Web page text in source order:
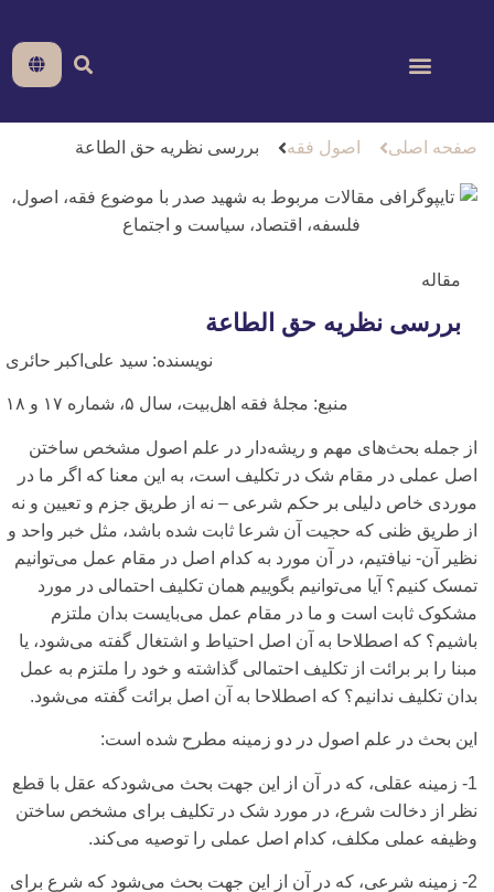
صفحه اصلی اصول فقه بررسی‌ نظریه حق الطاعة
مقاله
بررسی‌ نظریه حق الطاعة
نویسنده: سید علی‌اکبر حائری‌
منبع: مجلۀ فقه اهل‌بیت، سال ۵، شماره ١٧ و ١٨
از جمله بحث‌های مهم و ریشه‌دار در علم اصول مشخص ساختن
اصل عملی‌ در مقام شک در تکلیف است، به این معنا که اگر ما در
موردی‌ خاص دلیلی‌ بر حکم شرعی‌ – نه از طریق جزم و تعیین و نه
از طریق ظنی‌ که حجیت آن شرعا ثابت شده باشد، مثل خبر واحد و
نظیر آن- نیافتیم، در آن مورد به کدام اصل در مقام عمل می‌توانیم
تمسک کنیم؟ آیا می‌‌توانیم بگوییم همان تکلیف احتمالی‌ در مورد
مشکوک ثابت است و ما در مقام عمل می‌‌بایست بدان ملتزم
باشیم؟ که اصطلاحا به آن اصل احتیاط و اشتغال گفته می‌‌شود، یا
مبنا را بر برائت از تکلیف احتمالی‌ گذاشته و خود را ملتزم به عمل
بدان تکلیف ندانیم؟ که اصطلاحا به آن اصل برائت گفته می‌‌شود.
این بحث در علم اصول در دو زمینه مطرح شده است:
1- زمینه عقلی‌، که در آن از این جهت بحث می‌شودکه عقل با قطع
نظر از دخالت شرع، در مورد شک در تکلیف برای‌ مشخص ساختن
وظیفه عملی‌ مکلف، کدام اصل عملی‌ را توصیه می‌‌کند.
2- زمینه شرعی‌، که در آن از این جهت بحث می‌شود که شرع برای‌